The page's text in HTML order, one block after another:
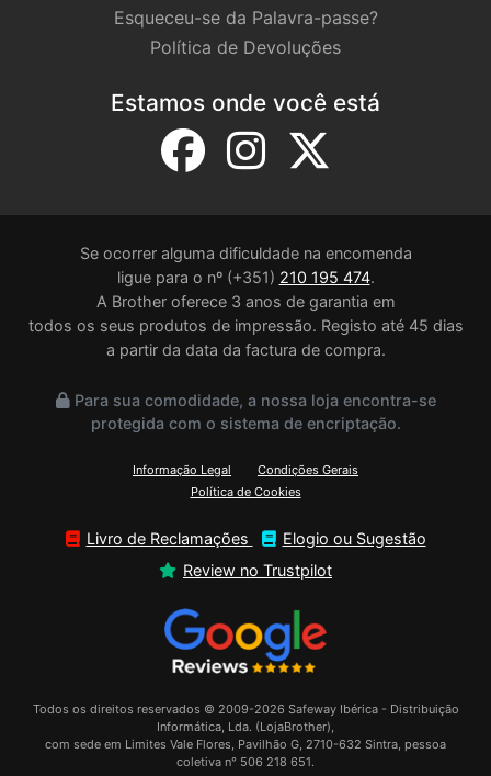
Esqueceu-se da Palavra-passe?
Política de Devoluções
Estamos onde você está
Se ocorrer alguma dificuldade na encomenda
ligue para o nº (+351) 210 195 474.
A Brother oferece 3 anos de garantia em
todos os seus produtos de impressão. Registo até 45 dias
a partir da data da factura de compra.
Para sua comodidade, a nossa loja encontra-se
protegida com o sistema de encriptação.
Informação Legal
Condições Gerais
Política de Cookies
Livro de Reclamações
Elogio ou Sugestão
Review no Trustpilot
Todos os direitos reservados © 2009-2026 Safeway Ibérica - Distribuição
Informática, Lda. (LojaBrother),
com sede em Limites Vale Flores, Pavilhão G, 2710-632 Sintra, pessoa
coletiva n° 506 218 651.